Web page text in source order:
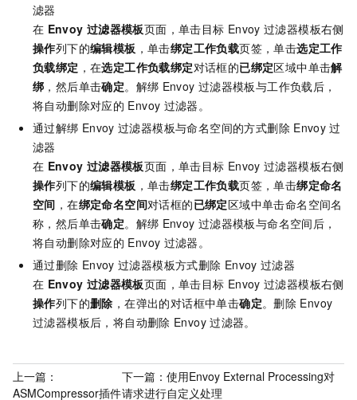
滤器
在 Envoy 过滤器模板页面，单击目标 Envoy 过滤器模板右侧
操作列下的编辑模板 ，单击绑定工作负载页签，单击选定工作
负载绑定 ，在选定工作负载绑定对话框的已绑定区域中单击解
绑 ，然后单击确定。解绑 Envoy 过滤器模板与工作负载后，
将自动删除对应的 Envoy 过滤器。
通过解绑 Envoy 过滤器模板与命名空间的方式删除 Envoy 过
滤器
在 Envoy 过滤器模板页面，单击目标 Envoy 过滤器模板右侧
操作列下的编辑模板 ，单击绑定工作负载页签，单击绑定命名
空间 ，在绑定命名空间对话框的已绑定区域中单击命名空间名
称，然后单击确定。解绑 Envoy 过滤器模板与命名空间后，
将自动删除对应的 Envoy 过滤器。
通过删除 Envoy 过滤器模板方式删除 Envoy 过滤器
在 Envoy 过滤器模板页面，单击目标 Envoy 过滤器模板右侧
操作列下的删除 ，在弹出的对话框中单击确定。删除 Envoy
过滤器模板后，将自动删除 Envoy 过滤器。
上一篇：
ASMCompressor插件
下一篇： 使用Envoy External Processing对
请求进行自定义处理